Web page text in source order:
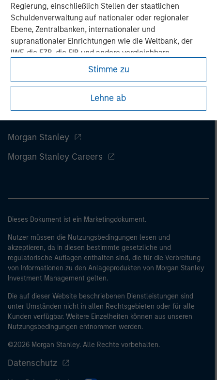
Regierung, einschließlich Stellen der staatlichen
Schuldenverwaltung auf nationaler oder regionaler
Ebene, Zentralbanken, internationaler und
supranationaler Einrichtungen wie die Weltbank, der
IWF, die EZB, die EIB und andere vergleichbare
internationale Organisationen, die auf eigene Rechnung
Bitte beachten Sie, dass die Definition eines
Regulierungsbehörde des Landes abweichen kann, von
Stimme zu
Lehne ab
Morgan Stanley
Morgan Stanley Careers
Dieses Dokument ist ein Marketingdokument.
Nutzer müssen die Nutzungsbedingungen lesen und
akzeptieren, da in diesen bestimmte gesetzliche und
regulatorische Auflagen enthalten sind, die für die Verbreitung
von Informationen zu den Anlageprodukten von Morgan Stanley
Investment Management gelten.
Die auf dieser Website beschriebenen Dienstleistungen sind
unter Umständen nicht in allen Rechtsgebieten oder für alle
Kunden verfügbar. Weitere Einzelheiten können aus unseren
Nutzungsbedingungen entnommen werden.
©2026 Morgan Stanley. Alle Rechte vorbehalten.
Datenschutz